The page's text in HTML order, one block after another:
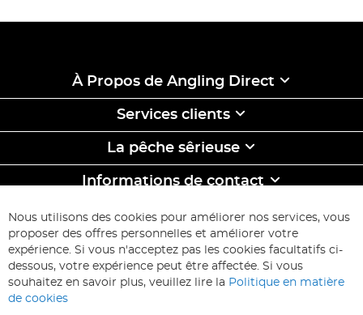
À Propos de Angling Direct
Services clients
La pêche sêrieuse
Informations de contact
ABONNEZ-VOUS & ECONOMISEZ
Inscription
à
d’information
:
Inscription
Nous utilisons des cookies pour améliorer nos services, vous
proposer des offres personnelles et améliorer votre
expérience. Si vous n'acceptez pas les cookies facultatifs ci-
dessous, votre expérience peut être affectée. Si vous
souhaitez en savoir plus, veuillez lire la Politique en matière
de cookies